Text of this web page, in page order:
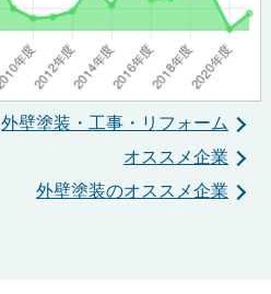
外壁塗装・工事・リフォーム
オススメ企業
外壁塗装のオススメ企業